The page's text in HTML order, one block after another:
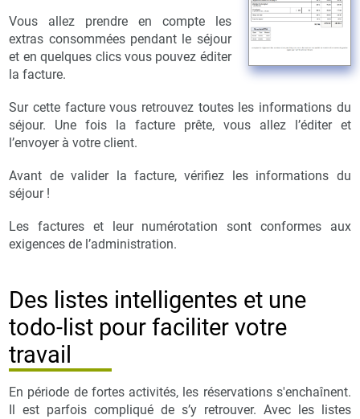
Vous allez prendre en compte les
extras consommées pendant le séjour
et en quelques clics vous pouvez éditer
la facture.
Sur cette facture vous retrouvez toutes les informations du
séjour. Une fois la facture prête, vous allez l’éditer et
l’envoyer à votre client.
Avant de valider la facture, vérifiez les informations du
séjour !
Les factures et leur numérotation sont conformes aux
exigences de l’administration.
Des listes intelligentes et une
todo-list pour faciliter votre
travail
En période de fortes activités, les réservations s'enchaînent.
Il est parfois compliqué de s’y retrouver. Avec les listes